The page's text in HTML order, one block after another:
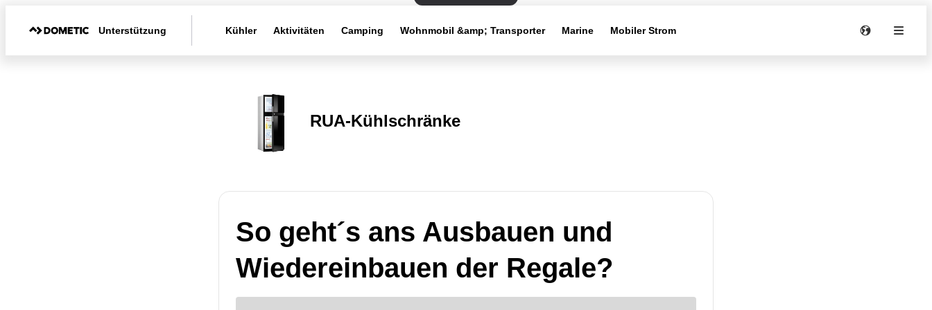
Unterstützung Kühler Aktivitäten Camping Wohnmobil &amp; Transporter Marine Mobiler Strom
RUA-Kühlschränke
So geht´s ans Ausbauen und
Wiedereinbauen der Regale?